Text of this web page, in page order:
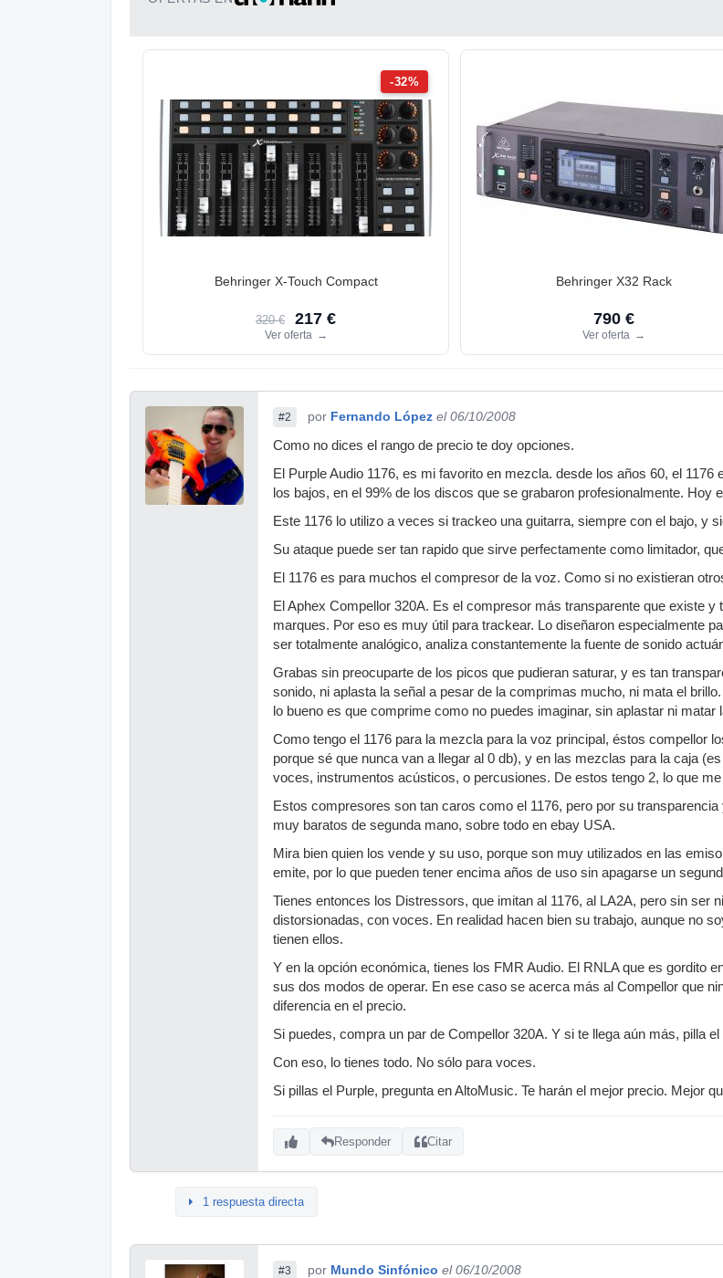
-32%
Behringer X-Touch Compact
320 € 217 €
Ver oferta →
Behringer X32 Rack
790 €
Ver oferta →
#2 por Fernando López el 06/10/2008
Como no dices el rango de precio te doy opciones.
El Purple Audio 1176, es mi favorito en mezcla. desde los años 60, el
los bajos, en el 99% de los discos que se grabaron profesionalmente.
Este 1176 lo utilizo a veces si trackeo una guitarra, siempre con el bajo, y
Su ataque puede ser tan rapido que sirve perfectamente como limitador,
El 1176 es para muchos el compresor de la voz. Como si no existieran
El Aphex Compellor 320A. Es el compresor más transparente que existe y
marques. Por eso es muy útil para trackear. Lo diseñaron especialmente
ser totalmente analógico, analiza constantemente la fuente de sonido
Grabas sin preocuparte de los picos que pudieran saturar, y es tan
sonido, ni aplasta la señal a pesar de la comprimas mucho, ni mata el
lo bueno es que comprime como no puedes imaginar, sin aplastar ni matar
Como tengo el 1176 para la mezcla para la voz principal, éstos compellor
porque sé que nunca van a llegar al 0 db), y en las mezclas para la caja
voces, instrumentos acústicos, o percusiones. De estos tengo 2, lo que
Estos compresores son tan caros como el 1176, pero por su
muy baratos de segunda mano, sobre todo en ebay USA.
Mira bien quien los vende y su uso, porque son muy utilizados en las
emite, por lo que pueden tener encima años de uso sin apagarse un
Tienes entonces los Distressors, que imitan al 1176, al LA2A, pero sin ser
distorsionadas, con voces. En realidad hacen bien su trabajo, aunque no
tienen ellos.
Y en la opción económica, tienes los FMR Audio. El RNLA que es gordito
sus dos modos de operar. En ese caso se acerca más al Compellor que
diferencia en el precio.
Si puedes, compra un par de Compellor 320A. Y si te llega aún más, pilla el
Con eso, lo tienes todo. No sólo para voces.
Si pillas el Purple, pregunta en AltoMusic. Te harán el mejor precio. Mejor
Responder Citar
1 respuesta directa
#3 por Mundo Sinfónico el 06/10/2008